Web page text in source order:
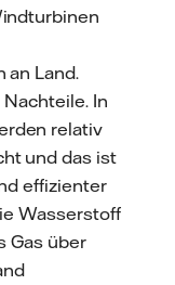
an Land.
In
relativ
und das ist
effizienter
Wasserstoff
Gas über